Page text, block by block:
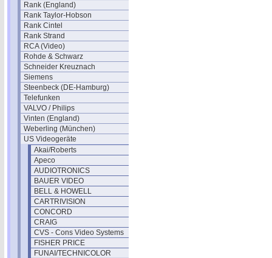
Rank (England)
Rank Taylor-Hobson
Rank Cintel
Rank Strand
RCA (Video)
Rohde & Schwarz
Schneider Kreuznach
Siemens
Steenbeck (DE-Hamburg)
Telefunken
VALVO / Philips
Vinten (England)
Weberling (München)
US Videogeräte
Akai/Roberts
Apeco
AUDIOTRONICS
BAUER VIDEO
BELL & HOWELL
CARTRIVISION
CONCORD
CRAIG
CVS - Cons Video Systems
FISHER PRICE
FUNAI/TECHNICOLOR